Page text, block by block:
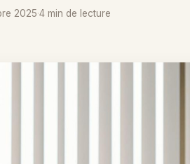
2025·4 min de lecture